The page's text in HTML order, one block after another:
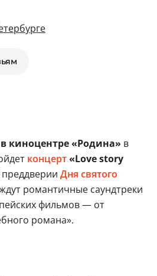
в киноцентре «Родина» в
концерт«Love story
преддверии Дня святого
романтичные саундтреки
фильмов — от
романа».